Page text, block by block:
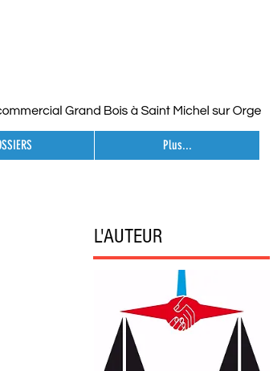
Plus...
L'AUTEUR